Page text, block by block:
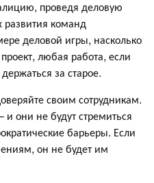
проведя деловую
команд
деловой игры, насколько
любая работа, если
за старое.
своим сотрудникам.
и они не будут стремиться
барьеры. Если
он не будет им